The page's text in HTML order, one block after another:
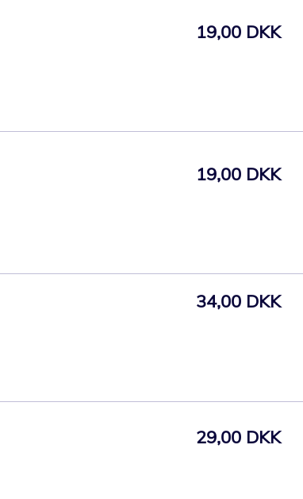
19,00 DKK
19,00 DKK
34,00 DKK
29,00 DKK